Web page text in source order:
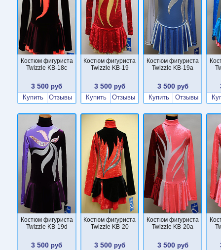
Костюм фигуриста
Twizzle KB-18c
3 500 руб
Купить
Отзывы
Костюм фигуриста
Twizzle KB-19
3 500 руб
Купить
Отзывы
Костюм фигуриста
Twizzle KB-19a
3 500руб
Купить
Отзывы
Костюм фигуриста
Twizzle KB-19d
3 500 руб
Костюм фигуриста
Twizzle KB-20
3 500 руб
Костюм фигуриста
Twizzle KB-20a
3 500руб